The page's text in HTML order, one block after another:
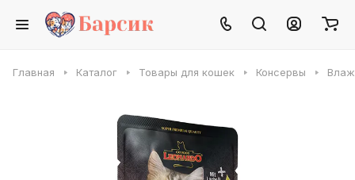
Главная Каталог Товары для кошек Консервы